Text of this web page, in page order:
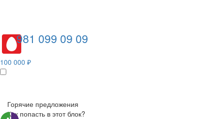
981 099 09 09
100 000 ₽
Горячие предложения
Как попасть в этот блок?